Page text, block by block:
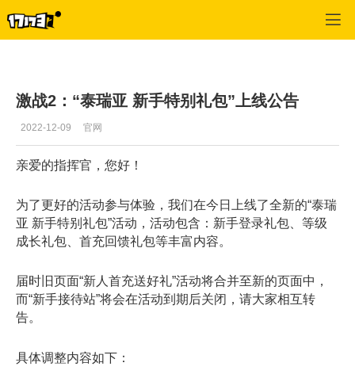
激战2：“泰瑞亚 新手特别礼包”上线公告
2022-12-09 官网
亲爱的指挥官，您好！
为了更好的活动参与体验，我们在今日上线了全新的“泰瑞
亚 新手特别礼包”活动，活动包含：新手登录礼包、等级
成长礼包、首充回馈礼包等丰富内容。
届时旧页面“新人首充送好礼”活动将合并至新的页面中，
而“新手接待站”将会在活动到期后关闭，请大家相互转
告。
具体调整内容如下：